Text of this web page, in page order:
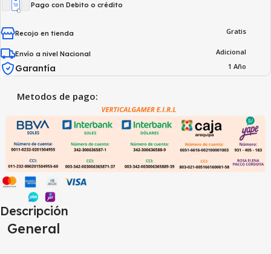
Pago con Debito o crédito
Recojo en tienda Gratis
Envío a nivel Nacional Adicional
Garantía 1 Año
Metodos de pago:
Descripción
General